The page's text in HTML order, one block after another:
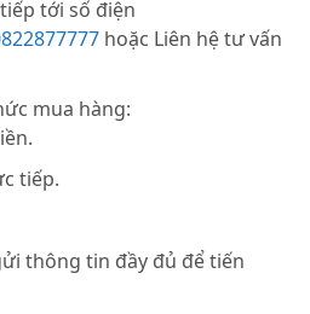
tới số điện
hoặc Liên hệ tư vấn
mua hàng:
tiếp.
thông tin đầy đủ để tiến